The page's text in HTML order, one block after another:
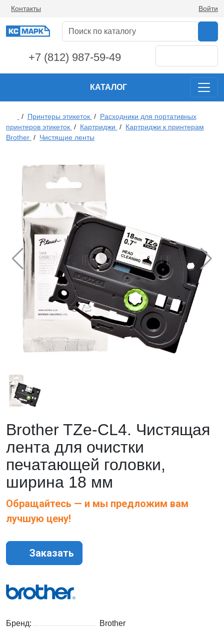
Контакты Войти
+7 (812) 987-59-49
КАТАЛОГ
/ Принтеры этикеток / Расходники для портативных
принтеров этикеток / Картриджи / Картриджи к принтерам
Brother / Чистящие ленты
Brother TZe-CL4. Чистящая
лента для очистки
печатающей головки,
ширина 18 мм
Обращайтесь — и мы предложим вам
лучшую цену!
Заказать
Бренд:
Brother